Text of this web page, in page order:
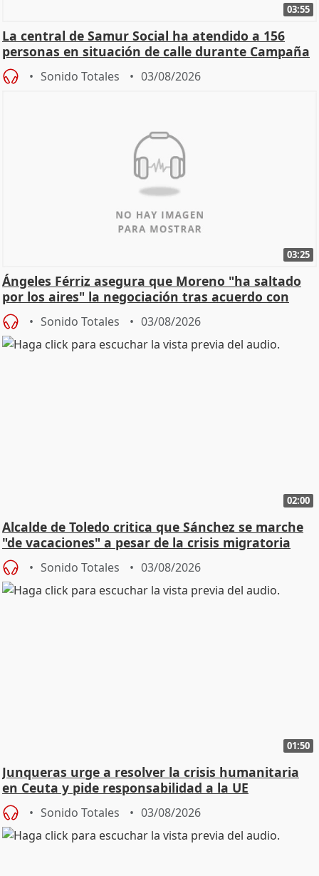
03:55
La central de Samur Social ha atendido a 156
personas en situación de calle durante Campaña
de Calor
Sonido Totales 03/08/2026
03:25
Ángeles Férriz asegura que Moreno "ha saltado
por los aires" la negociación tras acuerdo con
SMA
Sonido Totales 03/08/2026
02:00
Alcalde de Toledo critica que Sánchez se marche
"de vacaciones" a pesar de la crisis migratoria
Sonido Totales 03/08/2026
01:50
Junqueras urge a resolver la crisis humanitaria
en Ceuta y pide responsabilidad a la UE
Sonido Totales 03/08/2026